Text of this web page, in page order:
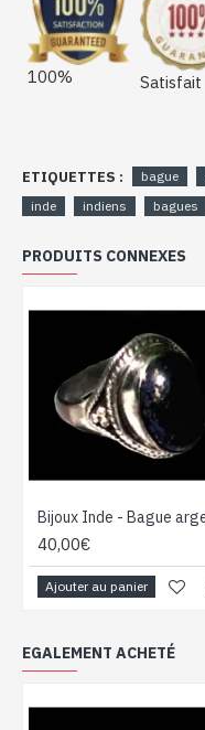
100% Satisfait
ETIQUETTES : bague
inde
indiens bagues
PRODUITS CONNEXES
40,00€
Ajouter au panier
EGALEMENT ACHETÉ